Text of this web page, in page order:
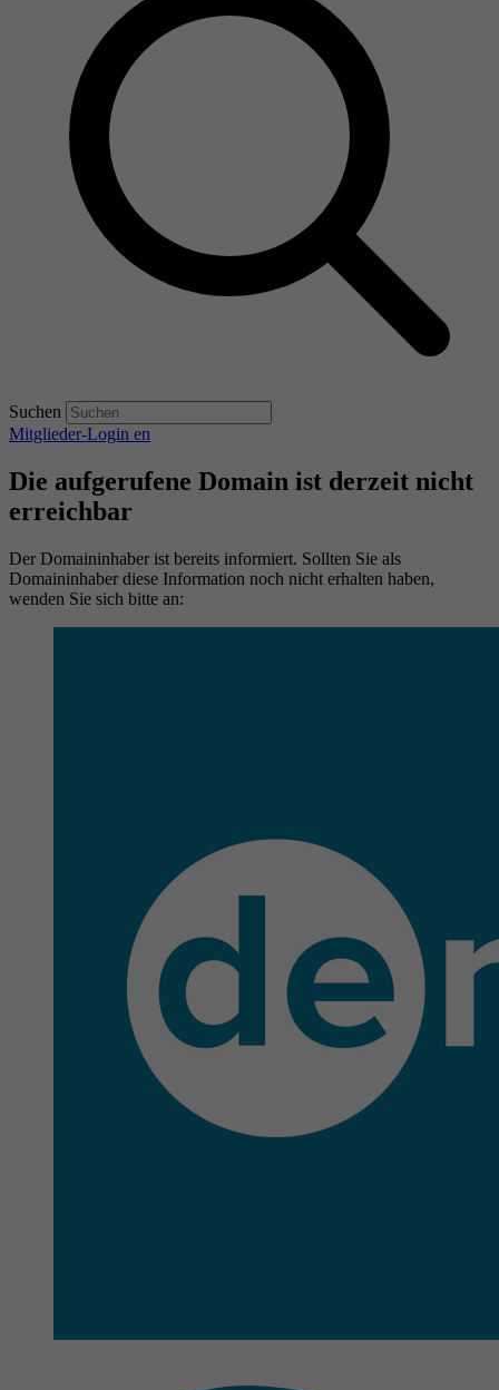
Suchen
Mitglieder-Login en
Die aufgerufene Domain ist derzeit nicht
erreichbar
Der Domaininhaber ist bereits informiert. Sollten Sie als
Domaininhaber diese Information noch nicht erhalten haben,
wenden Sie sich bitte an: